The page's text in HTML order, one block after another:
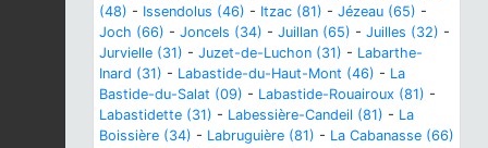
(48) - Issendolus (46) - Itzac (81) - Jézeau (65) -
Joch (66) - Joncels (34) - Juillan (65) - Juilles (32) -
Jurvielle (31) - Juzet-de-Luchon (31) - Labarthe-
Inard (31) - Labastide-du-Haut-Mont (46) - La
Bastide-du-Salat (09) - Labastide-Rouairoux (81) -
Labastidette (31) - Labessière-Candeil (81) - La
Boissière (34) - Labruguière (81) - La Cabanasse (66)